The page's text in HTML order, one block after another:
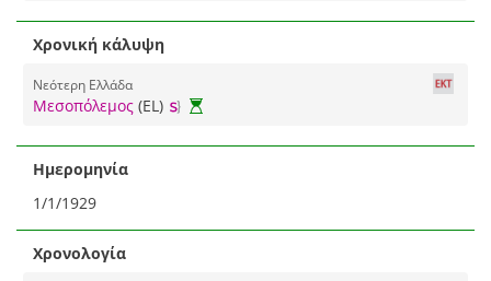
Χρονική κάλυψη
Νεότερη Ελλάδα
Μεσοπόλεμος (EL)
Ημερομηνία
1/1/1929
Χρονολογία